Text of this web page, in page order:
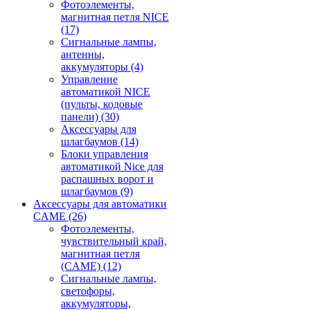
Фотоэлементы,
магнитная петля NICE
(17)
Сигнальные лампы,
антенны,
аккумуляторы (4)
Управление
автоматикой NICE
(пульты, кодовые
панели) (30)
Аксессуары для
шлагбаумов (14)
Блоки управления
автоматикой Nice для
распашных ворот и
шлагбаумов (9)
Аксессуары для автоматики
CAME (26)
Фотоэлементы,
чувствительный край,
магнитная петля
(CAME) (12)
Сигнальные лампы,
светофоры,
аккумуляторы,